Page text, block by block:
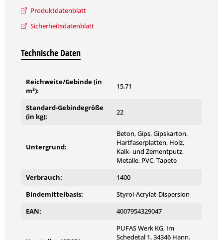
Produktdatenblatt
Sicherheitsdatenblatt
Technische Daten
Reichweite/Gebinde (in
m²):
15,71
Standard-Gebindegröße
(in kg):
22
Untergrund:
Beton, Gips, Gipskarton,
Hartfaserplatten, Holz,
Kalk- und Zementputz,
Metalle, PVC, Tapete
Verbrauch:
1400
Bindemittelbasis:
Styrol-Acrylat-Dispersion
EAN:
4007954329047
PUFAS Werk KG, Im
Schedetal 1, 34346 Hann.